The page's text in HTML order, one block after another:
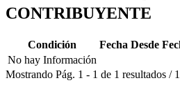
CONTRIBUYENTE
Condición Fecha Desde
No hay Información
Mostrando Pág. 1 - 1 de 1 resultados / 1